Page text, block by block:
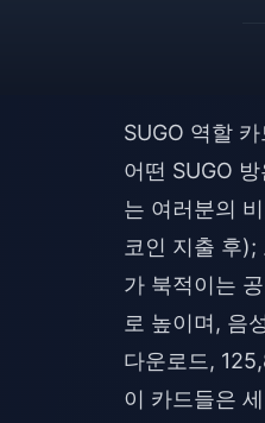
SUGO 역할
어떤 SUGO
는 여러분의
코인 지출 후
가 북적이는
로 높이며, 음
다운로드,
이 카드들은